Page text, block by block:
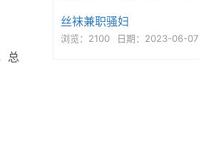
总
丝袜兼职骚妇
浏览：2100 日期：2023-06-07